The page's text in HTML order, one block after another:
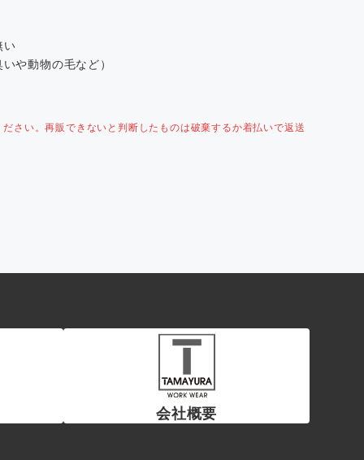
い
や動物の毛など）
さい。再販できないと判断したものは破棄するか着払いで返送
会社概要